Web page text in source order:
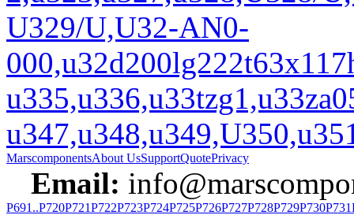
U329/U,U32-AN0-
MarscomponentsAbout UsSupportQuotePrivacy
Email:
P691..P720P721P722P723P724P725P726P727P728P729P730P731